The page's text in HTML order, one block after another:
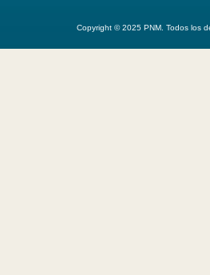
Copyright © 2025 PNM. Todos los